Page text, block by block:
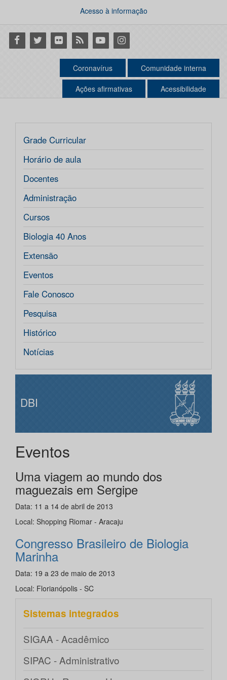
Acesso à informação
Facebook
Twitter Flickr RSS YoutubeInstagram
Coronavírus Comunidade interna
Ações afirmativas Acessibilidade
Grade Curricular
Horário de aula
Docentes
Administração
Cursos
Biologia 40 Anos
Extensão
Eventos
Fale Conosco
Pesquisa
Histórico
Notícias
DBI
Eventos
Uma viagem ao mundo dos
maguezais em Sergipe
Data: 11 a 14 de abril de 2013
Local: Shopping Riomar - Aracaju
Congresso Brasileiro de Biologia
Marinha
Data: 19 a 23 de maio de 2013
Local: Florianópolis - SC
Sistemas integrados
SIGAA - Acadêmico
SIPAC - Administrativo